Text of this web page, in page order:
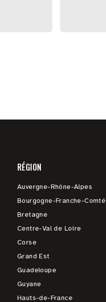
RÉGION
Auvergne-Rhône-Alpes
Bourgogne-Franche-Comté
Bretagne
Centre-Val de Loire
Corse
Grand Est
Guadeloupe
Guyane
Hauts-de-France